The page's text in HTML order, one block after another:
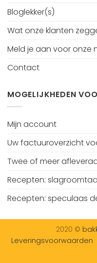
Bloglekker(s)
Wat onze klanten
Meld je aan voor onze
Contact
MOGELIJKHEDEN
Mijn account
Uw factuuroverzicht
Twee of meer
Recepten:
Recepten: speculaas
2020 ©
Leveringsvoorwaarden